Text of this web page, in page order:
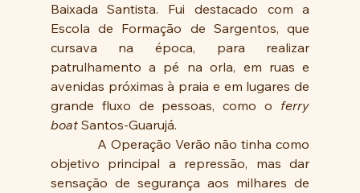
Baixada Santista. Fui destacado com a
Escola de Formação de Sargentos, que
cursava na época, para realizar
patrulhamento a pé na orla, em ruas e
avenidas próximas à praia e em lugares de
grande fluxo de pessoas, como o ferry
boat Santos-Guarujá.
A Operação Verão não tinha como
objetivo principal a repressão, mas dar
sensação de segurança aos milhares de